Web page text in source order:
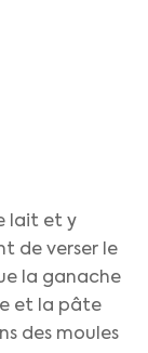
lait et y
de verser le
la ganache
et la pâte
des moules